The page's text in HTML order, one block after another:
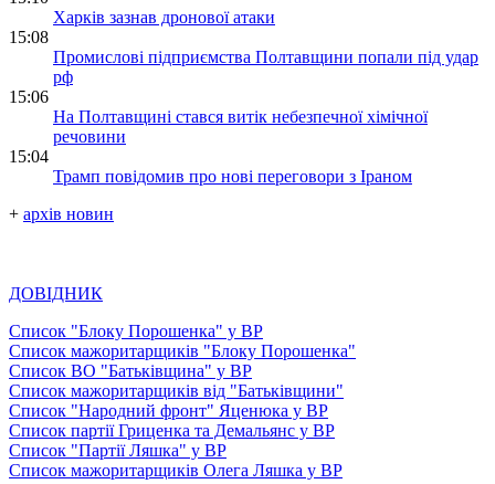
Харків зазнав дронової атаки
15:08
Промислові підприємства Полтавщини попали під удар
рф
15:06
На Полтавщині стався витік небезпечної хімічної
речовини
15:04
Трамп повідомив про нові переговори з Іраном
+ архів новин
ДОВІДНИК
Список "Блоку Порошенка" у ВР
Список мажоритарщиків "Блоку Порошенка"
Список ВО "Батьківщина" у ВР
Список мажоритарщиків від "Батьківщини"
Список "Народний фронт" Яценюка у ВР
Список партії Гриценка та Демальянс у ВР
Список "Партії Ляшка" у ВР
Список мажоритарщиків Олега Ляшка у ВР